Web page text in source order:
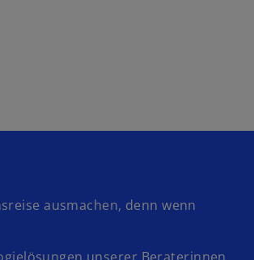
ausmachen, denn wenn